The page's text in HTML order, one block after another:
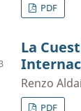
PDF
La
Renzo
PDF